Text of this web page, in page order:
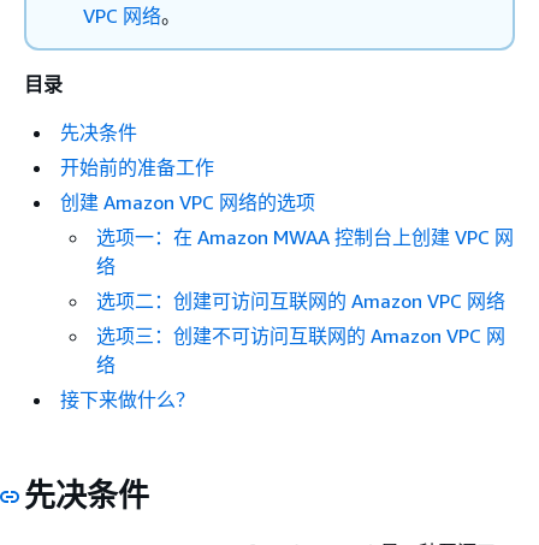
VPC 网络。
目录
先决条件
开始前的准备工作
创建 Amazon VPC 网络的选项
选项一：在 Amazon MWAA 控制台上创建 VPC 网
络
选项二：创建可访问互联网的 Amazon VPC 网络
选项三：创建不可访问互联网的 Amazon VPC 网
络
接下来做什么？
先决条件